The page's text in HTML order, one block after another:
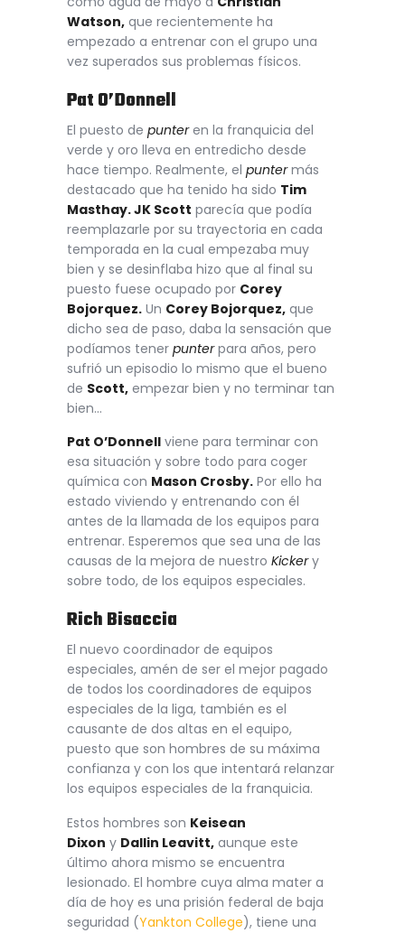
Watson, que recientemente ha
empezado a entrenar con el grupo una
vez superados sus problemas físicos.
Pat O’Donnell
El puesto de punteren la franquicia del
verde y oro lleva en entredicho desde
hace tiempo. Realmente, el puntermás
destacado que ha tenido ha sido Tim
Masthay. JK Scott parecía que podía
reemplazarle por su trayectoria en cada
temporada en la cual empezaba muy
bien y se desinflaba hizo que al final su
puesto fuese ocupado por Corey
Bojorquez. Un Corey Bojorquez, que
dicho sea de paso, daba la sensación que
podíamos tener punterpara años, pero
sufrió un episodio lo mismo que el bueno
de Scott, empezar bien y no terminar tan
bien…
Pat O’Donnell viene para terminar con
esa situación y sobre todo para coger
química con Mason Crosby. Por ello ha
estado viviendo y entrenando con él
antes de la llamada de los equipos para
entrenar. Esperemos que sea una de las
causas de la mejora de nuestro Kickery
sobre todo, de los equipos especiales.
Rich Bisaccia
El nuevo coordinador de equipos
especiales, amén de ser el mejor pagado
de todos los coordinadores de equipos
especiales de la liga, también es el
causante de dos altas en el equipo,
puesto que son hombres de su máxima
confianza y con los que intentará relanzar
los equipos especiales de la franquicia.
Estos hombres son Keisean
Dixon y Dallin Leavitt, aunque este
último ahora mismo se encuentra
lesionado. El hombre cuya alma mater a
día de hoy es una prisión federal de baja
seguridad (Yankton College), tiene una